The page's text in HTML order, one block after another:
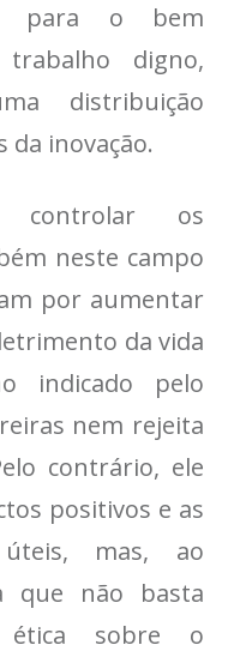
para o bem
digno,
distribuição
da inovação.
controlar os
neste campo
por aumentar
da vida
indicado pelo
nem rejeita
contrário, ele
positivos e as
úteis, mas, ao
que não basta
ética sobre o